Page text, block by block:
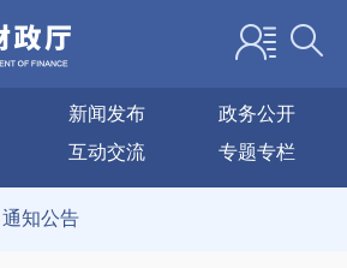
新闻发布
政务公开
互动交流 专题专栏
通知公告